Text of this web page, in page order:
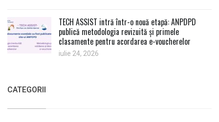
TECH ASSIST intră într-o nouă etapă: ANPDPD
publică metodologia revizuită și primele
clasamente pentru acordarea e-voucherelor
iulie 24, 2026
CATEGORII